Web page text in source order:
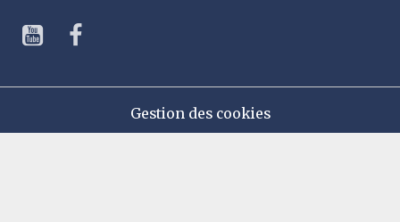
Gestion des cookies